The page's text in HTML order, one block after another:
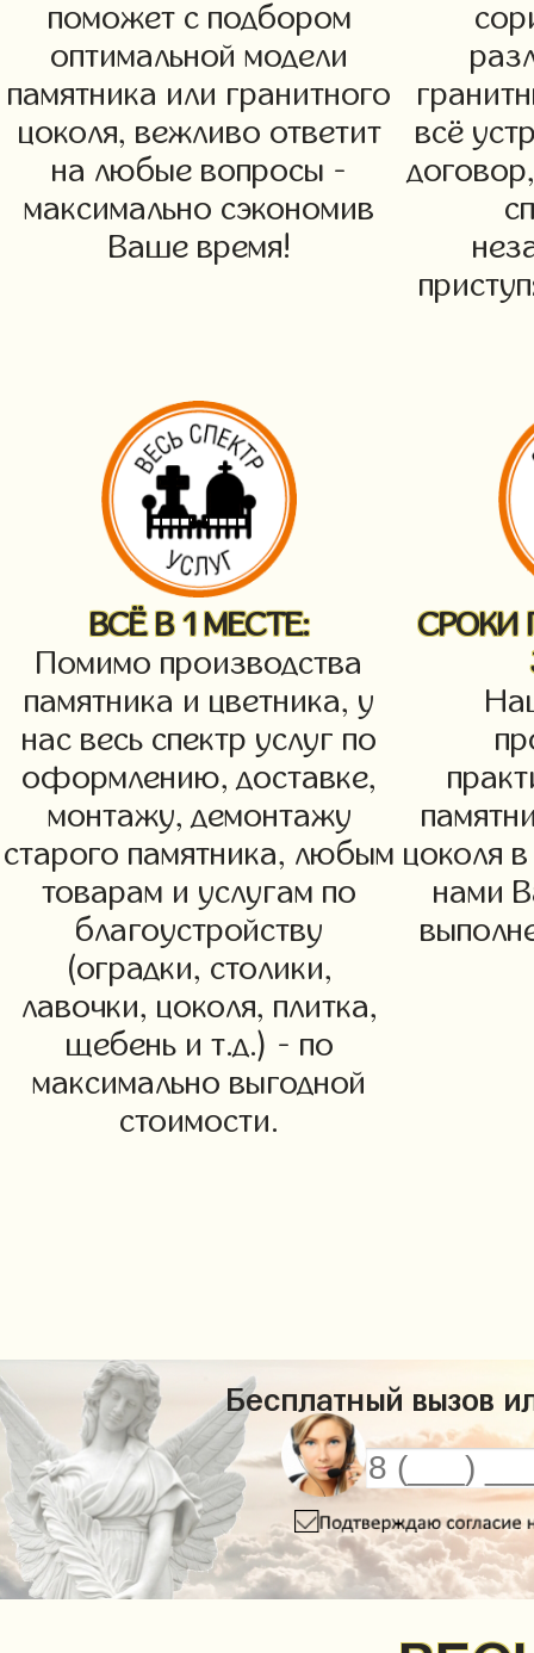
поможет с подбором
оптимальной модели
памятника или гранитного
цоколя, вежливо ответит
на любые вопросы -
максимально сэкономив
Ваше время!
всё
ВСЁ В 1 МЕСТЕ:
Помимо производства
памятника и цветника, у
нас весь спектр услуг по
оформлению, доставке,
монтажу, демонтажу
старого памятника, любым
товарам и услугам по
благоустройству
(оградки, столики,
лавочки, цоколя, плитка,
щебень и т.д.) - по
максимально выгодной
стоимости.
СРОКИ
цоколя
нами
Бесплатный вызов